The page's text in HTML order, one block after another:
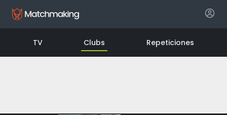
TV Clubs Repeticiones
hello@matchmakingtech.com